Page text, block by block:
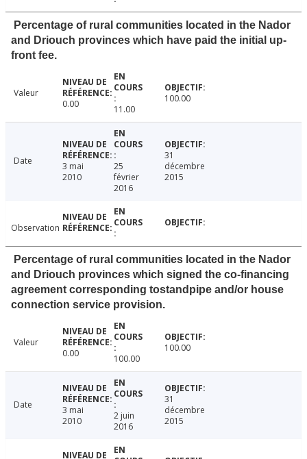
Percentage of rural communities located in the Nador
and Driouch provinces which have paid the initial up-
front fee.
Valeur
0.00
11.00
100.00
Date
3 mai
2010
25
février
2016
31
décembre
2015
Observation
Percentage of rural communities located in the Nador
and Driouch provinces which signed the co-financing
agreement corresponding tostandpipe and/or house
connection service provision.
Valeur
0.00
100.00
100.00
Date
3 mai
2010
2 juin
2016
31
décembre
2015